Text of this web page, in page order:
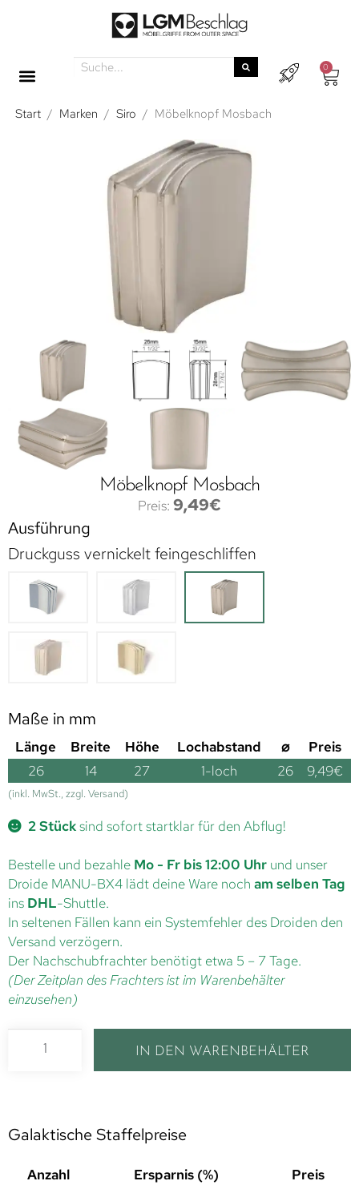
0
Start / Marken / Siro / Möbelknopf Mosbach
Möbelknopf Mosbach
9,49€
Ausführung
Druckguss vernickelt feingeschliffen
Maße in mm
Länge Breite Höhe Lochabstand ⌀
Preis
26
14 27 1-loch 26 9,49€
(inkl. MwSt., zzgl. Versand)
2 Stücksind sofort startklar für den Abflug!
Bestelle und bezahle Mo - Fr bis 12:00 Uhr und unser
Droide MANU-BX4 lädt deine Ware noch am selben Tag
ins DHL-Shuttle.
In seltenen Fällen kann ein Systemfehler des Droiden den
Versand verzögern.
Der Nachschubfrachter benötigt etwa 5 – 7 Tage.
(Der Zeitplan des Frachters ist im Warenbehälter
einzusehen)
IN DEN WARENBEHÄLTER
Galaktische Staffelpreise
Anzahl Ersparnis (%)
Preis